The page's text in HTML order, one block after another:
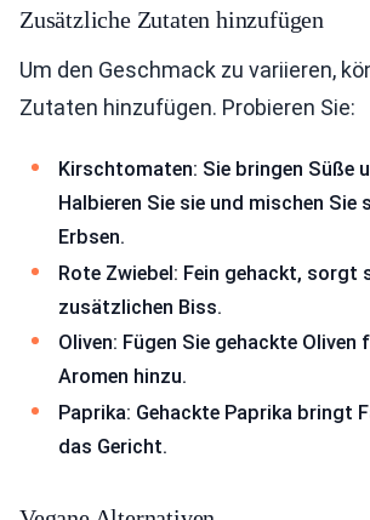
Zusätzliche Zutaten hinzufügen
Um den Geschmack zu variieren,
Zutaten hinzufügen. Probieren Sie:
Kirschtomaten: Sie bringen Süße
Halbieren Sie sie und mischen Sie
Erbsen.
Rote Zwiebel: Fein gehackt, sorgt
zusätzlichen Biss.
Oliven: Fügen Sie gehackte Oliven
Aromen hinzu.
Paprika: Gehackte Paprika bringt
das Gericht.